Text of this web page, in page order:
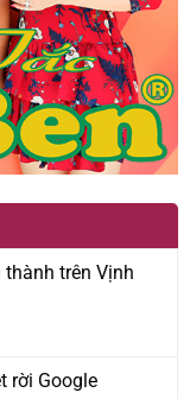
trên Vịnh
rời Google